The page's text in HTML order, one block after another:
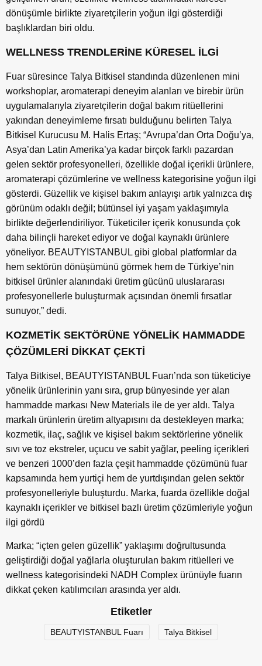
dönüşümle birlikte ziyaretçilerin yoğun ilgi gösterdiği
başlıklardan biri oldu.
WELLNESS TRENDLERİNE KÜRESEL İLGİ
Fuar süresince Talya Bitkisel standında düzenlenen mini
workshoplar, aromaterapi deneyim alanları ve birebir ürün
uygulamalarıyla ziyaretçilerin doğal bakım ritüellerini
yakından deneyimleme fırsatı bulduğunu belirten Talya
Bitkisel Kurucusu M. Halis Ertaş; “Avrupa’dan Orta Doğu’ya,
Asya’dan Latin Amerika’ya kadar birçok farklı pazardan
gelen sektör profesyonelleri, özellikle doğal içerikli ürünlere,
aromaterapi çözümlerine ve wellness kategorisine yoğun ilgi
gösterdi. Güzellik ve kişisel bakım anlayışı artık yalnızca dış
görünüm odaklı değil; bütünsel iyi yaşam yaklaşımıyla
birlikte değerlendiriliyor. Tüketiciler içerik konusunda çok
daha bilinçli hareket ediyor ve doğal kaynaklı ürünlere
yöneliyor. BEAUTYISTANBUL gibi global platformlar da
hem sektörün dönüşümünü görmek hem de Türkiye’nin
bitkisel ürünler alanındaki üretim gücünü uluslararası
profesyonellerle buluşturmak açısından önemli fırsatlar
sunuyor,” dedi.
KOZMETİK SEKTÖRÜNE YÖNELİK HAMMADDE
ÇÖZÜMLERİ DİKKAT ÇEKTİ
Talya Bitkisel, BEAUTYISTANBUL Fuarı’nda son tüketiciye
yönelik ürünlerinin yanı sıra, grup bünyesinde yer alan
hammadde markası New Materials ile de yer aldı. Talya
markalı ürünlerin üretim altyapısını da destekleyen marka;
kozmetik, ilaç, sağlık ve kişisel bakım sektörlerine yönelik
sıvı ve toz ekstreler, uçucu ve sabit yağlar, peeling içerikleri
ve benzeri 1000’den fazla çeşit hammadde çözümünü fuar
kapsamında hem yurtiçi hem de yurtdışından gelen sektör
profesyonelleriyle buluşturdu. Marka, fuarda özellikle doğal
kaynaklı içerikler ve bitkisel bazlı üretim çözümleriyle yoğun
ilgi gördü
Marka; “içten gelen güzellik” yaklaşımı doğrultusunda
geliştirdiği doğal yağlarla oluşturulan bakım ritüelleri ve
wellness kategorisindeki NADH Complex ürünüyle fuarın
dikkat çeken katılımcıları arasında yer aldı.
Etiketler
BEAUTYISTANBUL Fuarı Talya Bitkisel